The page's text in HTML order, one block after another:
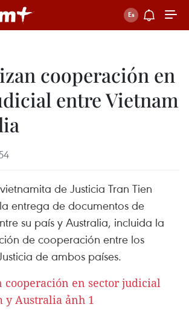
cooperación en
entre Vietnam
de Justicia Tran Tien
entrega de documentos de
su país y Australia, incluida la
de cooperación entre los
de ambos países.